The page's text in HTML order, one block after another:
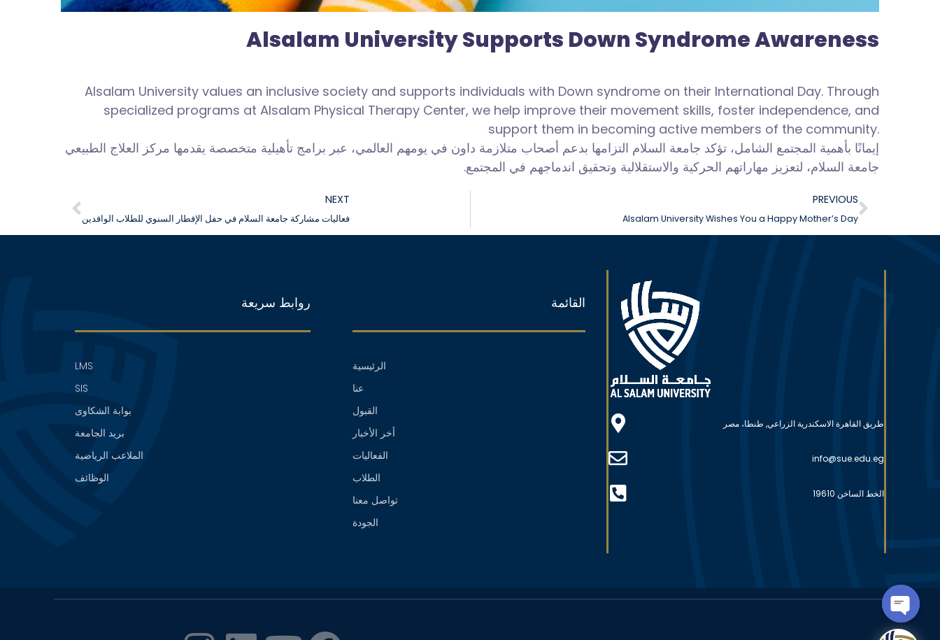
Alsalam University Supports Down Syndrome Awareness
Alsalam University values an inclusive society and supports individuals with Down syndrome on their International Day. Through
specialized programs at Alsalam Physical Therapy Center, we help improve their movement skills, foster independence, and
support them in becoming active members of the community.
إيمانًا بأهمية المجتمع الشامل، تؤكد جامعة السلام التزامها بدعم أصحاب متلازمة داون في يومهم العالمي، عبر برامج تأهيلية متخصصة يقدمها مركز العلاج الطبيعي
جامعة السلام، لتعزيز مهاراتهم الحركية والاستقلالية وتحقيق اندماجهم في المجتمع.
PREVIOUS
Alsalam University Wishes You a Happy Mother’s Day
NEXT
فعاليات مشاركة جامعة السلام في حفل الإفطار السنوي للطلاب الوافدين
طريق القاهرة الاسكندرية الزراعي, طنطا، مصر
info@sue.edu.eg
الخط الساخن 19610
القائمة
الرئيسية
عنا
القبول
أخر الأخبار
الفعاليات
الطلاب
تواصل معنا
الجودة
روابط سريعة
LMS
SIS
بوابة الشكاوى
بريد الجامعة
الملاعب الرياضية
الوظائف
OPEN